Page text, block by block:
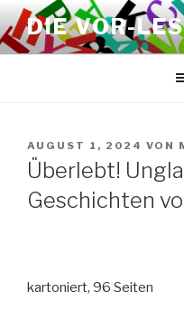
Zum
Inhalt
springen
DIE VOR-
VERÖFFENTLICHT
AM
AUGUST 1, 2024 VON
Überlebt!
Geschichten
kartoniert, 96 Seiten